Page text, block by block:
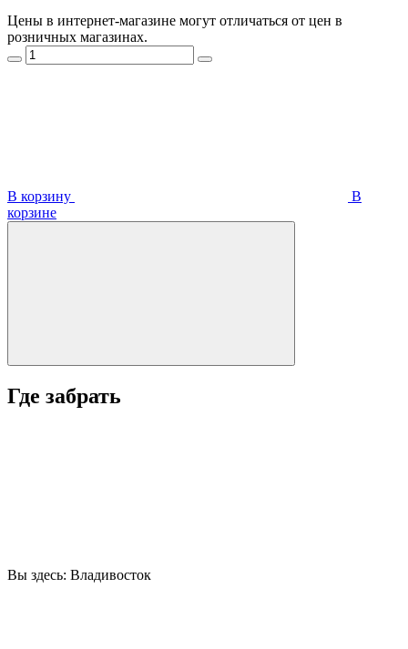
Цены в интернет-магазине могут отличаться от цен в
розничных магазинах.
В корзину
В
корзинe
Где забрать
Вы здесь: Владивосток